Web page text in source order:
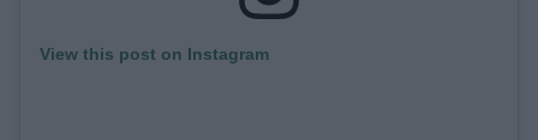
View this post on Instagram